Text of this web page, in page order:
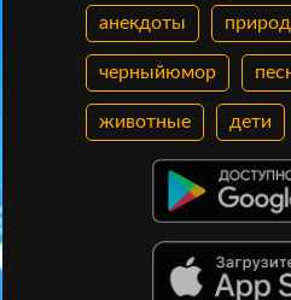
анекдоты
черныйюмор
животные дети